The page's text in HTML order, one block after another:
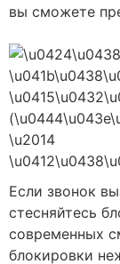
вы сможете
Если звонок
стесняйтесь
современных
блокировки